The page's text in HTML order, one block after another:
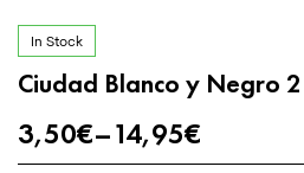
In Stock
Ciudad Blanco y Negro 2
3,50€–14,95€